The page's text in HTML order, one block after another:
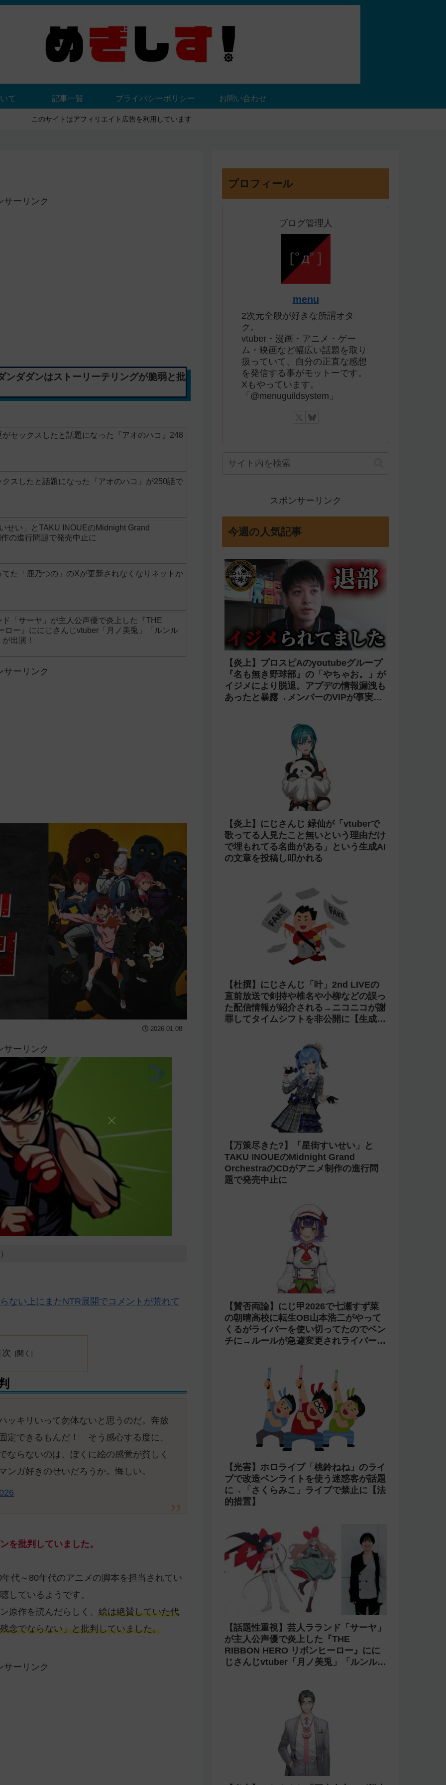
て 記事一覧 プライバシーポリシー お問い合わせ
このサイトはアフィリエイト広告を利用しています
サーリンク
ンダダンはストーリーテリングが脆弱と批
セックスしたと話題になった『アオのハコ』248
スしたと話題になった『アオのハコ』が250話で
せい」とTAKU INOUEのMidnight Grand
の進行問題で発売中止に
た「鹿乃つの」のXが更新されなくなりネットか
「サーヤ」が主人公声優で炎上した『THE
ロー』ににじさんじvtuber「月ノ美兎」「ルンル
出演！
サーリンク
2026.01.08
サーリンク
ない上にまたNTR展開でコメントが荒れて
ッキリいって勿体ないと思うのだ。奔放
定できるもんだ！ そう感心する度に、
ならないのは、ぼくに絵の感覚が貧しく
ンガ好きのせいだろうか。悔しい。
を批判していました。
代～80年代のアニメの脚本を担当されてい
しているようです。
原作を読んだらしく、 絵は絶賛していた代
念でならない」と批判していました。
サーリンク
プロフィール
ブログ管理人
menu
2次元全般が好きな所謂オタ
ク。
vtuber・漫画・アニメ・ゲー
ム・映画など幅広い話題を取り
扱っていて、自分の正直な感想
を発信する事がモットーです。
Xもやっています。
「@menuguildsystem」
スポンサーリンク
今週の人気記事
【炎上】プロスピAのyoutubeグループ
イジメにより脱退。アプデの情報漏洩も
あったと暴露→メンバーのVIPが事実無
根だと否定
【炎上】にじさんじ 緑仙が「vtuberで
歌ってる人見たこと無いという理由だけ
で埋もれてる名曲がある」という生成AI
の文章を投稿し叩かれる
【杜撰】にじさんじ「叶」2nd LIVEの
直前放送で剣持や椎名や小柳などの誤っ
た配信情報が紹介される→ニコニコが謝
罪してタイムシフトを非公開に【生成
AI?】
【万策尽きた?】「星街すいせい」と
OrchestraのCDがアニメ制作の進行問
題で発売中止に
【賛否両論】にじ甲2026で七瀬すず菜
の朝晴高校に転生OB山本浩二がやって
くるがライバーを使い切ってたのでベン
チに→ルールが急遽変更されライバーの
転生が可能に
【光害】ホロライブ「桃鈴ねね」のライ
ブで改造ペンライトを使う迷惑客が話題